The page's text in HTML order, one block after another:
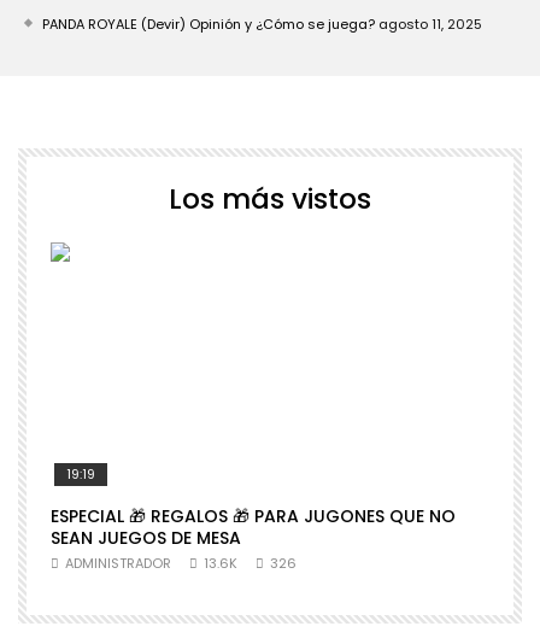
PANDA ROYALE (Devir) Opinión y ¿Cómo se juega? agosto 11, 2025
Los más vistos
19:19
ESPECIAL 🎁 REGALOS 🎁 PARA JUGONES QUE NO
SEAN JUEGOS DE MESA
ADMINISTRADOR 13.6K 326